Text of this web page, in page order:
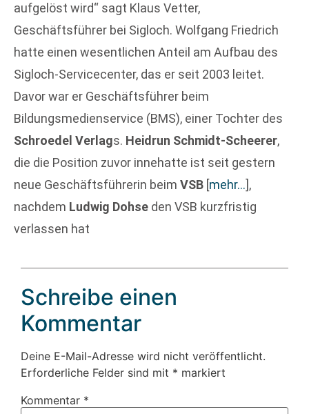
aufgelöst wird“ sagt Klaus Vetter,
Geschäftsführer bei Sigloch. Wolfgang Friedrich
hatte einen wesentlichen Anteil am Aufbau des
Sigloch-Servicecenter, das er seit 2003 leitet.
Davor war er Geschäftsführer beim
Bildungsmedienservice (BMS), einer Tochter des
Schroedel Verlags. Heidrun Schmidt-Scheerer,
die die Position zuvor innehatte ist seit gestern
neue Geschäftsführerin beim VSB [mehr…],
nachdem Ludwig Dohse den VSB kurzfristig
verlassen hat
Schreibe einen
Kommentar
Deine E-Mail-Adresse wird nicht veröffentlicht.
Erforderliche Felder sind mit * markiert
Kommentar *